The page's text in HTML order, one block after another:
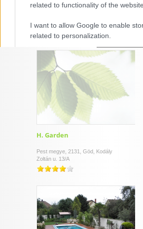
related to functionality of the
I want to allow Google to enable
related to personalization.
I want to allow Google to enable
related to security, including
functionality and fraud prevention,
user protection.
CONFIRM
Data Deletion
Szaknévsori tagok száma ebben a
H. Garden
Pest megye, 2131, Göd, Kodály
Zoltán u. 13/A